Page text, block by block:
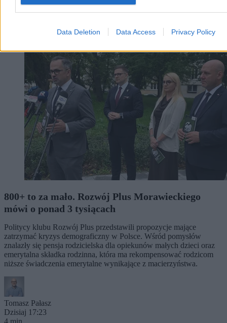
Data Deletion Data Access Privacy Policy
800+ to za mało. Rozwój Plus Morawieckiego
mówi o ponad 3 tysiącach
Politycy klubu Rozwój Plus przedstawili propozycje mające
zatrzymać kryzys demograficzny w Polsce. Wśród pomysłów
znalazły się pensja rodzicielska dla opiekunów małych dzieci oraz
emerytalna składka rodzinna, która ma rekompensować rodzicom
niższe świadczenia emerytalne wynikające z macierzyństwa.
Tomasz Pałasz
Dzisiaj 17:23
4 min